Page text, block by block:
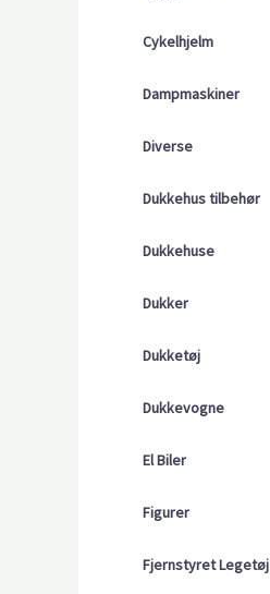
Cykelhjelm
Dampmaskiner
Diverse
Dukkehus tilbehør
Dukkehuse
Dukker
Dukketøj
Dukkevogne
El Biler
Figurer
Fjernstyret Legetøj